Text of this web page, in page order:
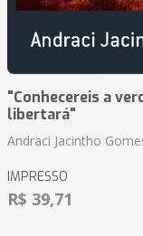
"Conhecereis a
libertará"
Andraci Jacintho
IMPRESSO
R$ 39,71